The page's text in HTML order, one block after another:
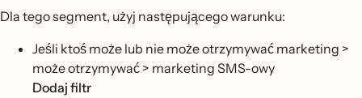
Dla tego segment, użyj następującego warunku:
Jeśli ktoś może lub nie może otrzymywać marketing >
może otrzymywać > marketing SMS-owy
Dodaj filtr